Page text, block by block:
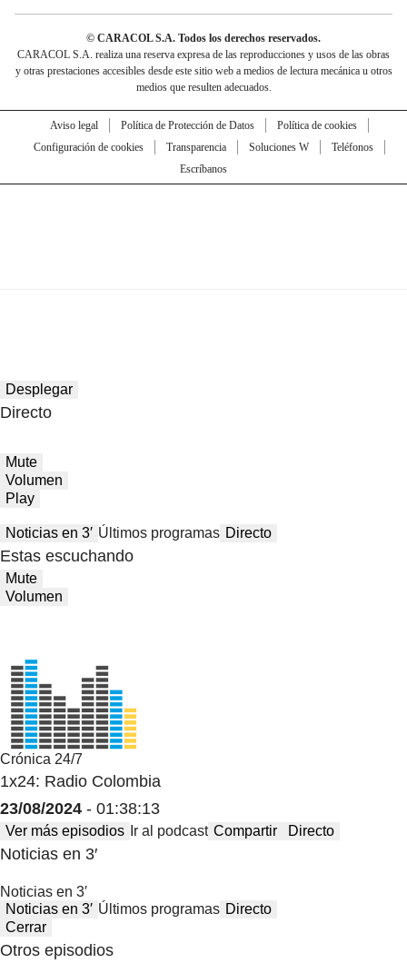
© CARACOL S.A. Todos los derechos reservados.
CARACOL S.A. realiza una reserva expresa de las reproducciones y usos de las obras
y otras prestaciones accesibles desde este sitio web a medios de lectura mecánica u otros
medios que resulten adecuados.
Aviso legal Política de Protección de Datos
Política de cookies
Configuración de cookies
Transparencia Soluciones W
Teléfonos
Escríbanos
Desplegar
Directo
Mute
Volumen
Play
Noticias en 3′ Últimos programas Directo
Estas escuchando
Mute
Volumen
Crónica 24/7
1x24: Radio Colombia
23/08/2024 - 01:38:13
Ver más episodios Ir al podcast Compartir Directo
Noticias en 3′
Noticias en 3′
Noticias en 3′ Últimos programas Directo
Cerrar
Otros episodios